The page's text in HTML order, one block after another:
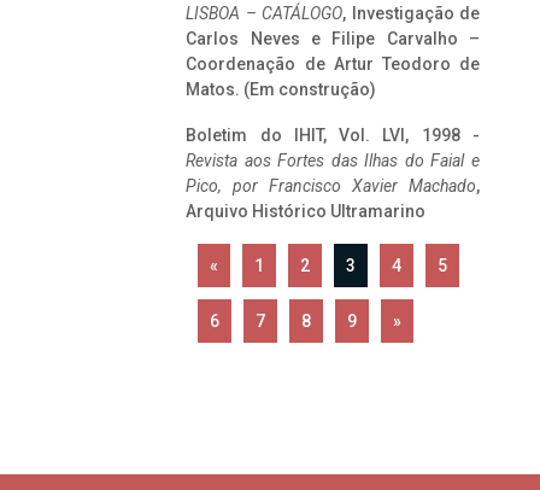
LISBOA – CATÁLOGO, Investigação de
Carlos Neves e Filipe Carvalho –
Coordenação de Artur Teodoro de
Matos. (Em construção)
Boletim do IHIT, Vol. LVI, 1998 -
Revista aos Fortes das Ilhas do Faial e
Pico, por Francisco Xavier Machado,
Arquivo Histórico Ultramarino
« 1 2 3 4 5
6 7 8 9 »